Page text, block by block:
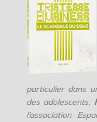
particulier dans
des adolescents,
l’association